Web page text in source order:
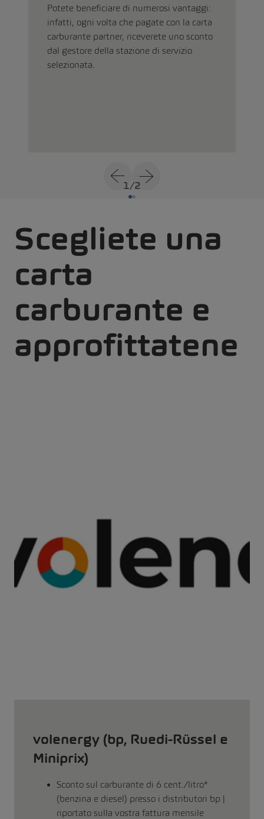
Potete beneficiare di numerosi vantaggi:
infatti, ogni volta che pagate con la carta
carburante partner, riceverete uno sconto
dal gestore della stazione di servizio
selezionata.
1/2
Scegliete una
carta
carburante e
approfittatene
volenergy (bp, Ruedi-Rüssel e
Miniprix)
Sconto sul carburante di 6 cent./litro*
(benzina e diesel) presso i distributori bp |
riportato sulla vostra fattura mensile